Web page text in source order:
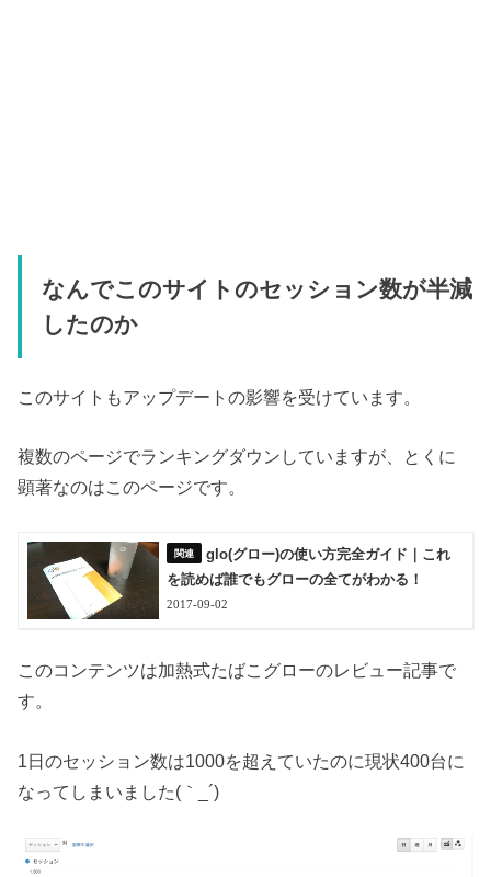
なんでこのサイトのセッション数が半減
したのか
このサイトもアップデートの影響を受けています。
複数のページでランキングダウンしていますが、とくに
顕著なのはこのページです。
glo(グロー)の使い方完全ガイド｜これ
を読めば誰でもグローの全てがわかる！
2017-09-02
このコンテンツは加熱式たばこグローのレビュー記事で
す。
1日のセッション数は1000を超えていたのに現状400台に
なってしまいました(｀_´)ゞ